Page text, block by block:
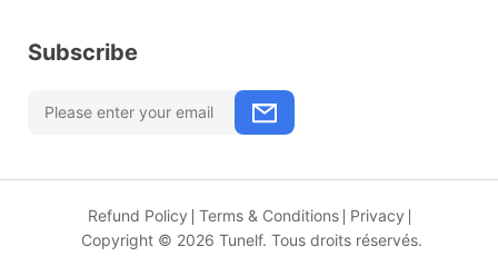
Subscribe
Refund Policy Terms & Conditions
Privacy
Copyright © 2026 Tunelf. Tous droits réservés.